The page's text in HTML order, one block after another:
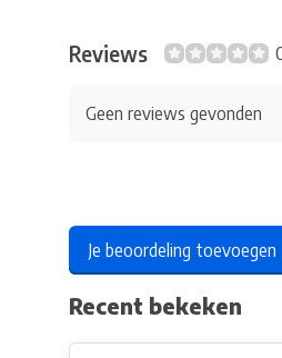
Reviews
Geen reviews gevonden
Je beoordeling toevoegen
Recent bekeken